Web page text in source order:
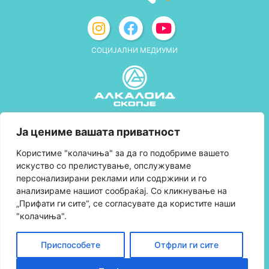
Ја цениме вашата приватност
Kористиме "колачиња" за да го подобриме вашето
искуство со прелистување, опслужуваме
персонализирани реклами или содржини и го
анализираме нашиот сообраќај. Со кликнување на
„Прифати ги сите“, се согласувате да користите наши
"колачиња".
Приспособете Отфрли ги сите
СОЦИЈАЛНИ МЕДИУМИ
Правила и услови за користење
Политика за колачиња
Правила за учество во програмата за
лојалност и политика за собирање поени
Контактирајте нè